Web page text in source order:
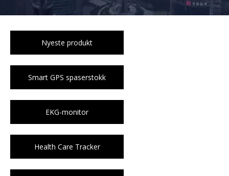
Nyeste produkt
Smart GPS spaserstokk
EKG-monitor
Health Care Tracker